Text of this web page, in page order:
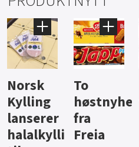
Knalltall
for Açai
Bowl
Aass vil
bli
førstevalg
i lite-